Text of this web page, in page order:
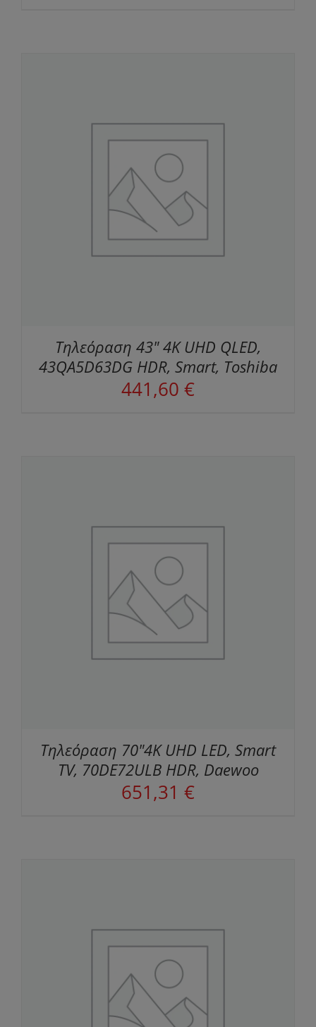
Τηλεόραση 43" 4K UHD QLED,
43QA5D63DG HDR, Smart, Toshiba
441,60 €
Τηλεόραση 70"4K UHD LED, Smart
TV, 70DE72ULB HDR, Daewoo
651,31 €